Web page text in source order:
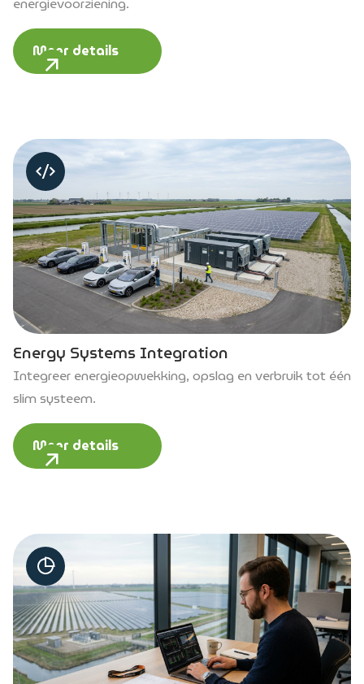
Meer details
Energy Systems Integration
Integreer energieopwekking, opslag en verbruik tot één
slim systeem.
Meer details